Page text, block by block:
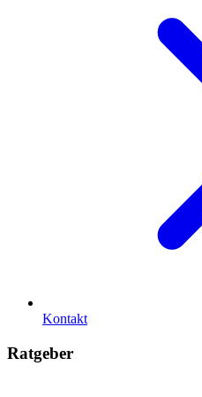
Kontakt
Ratgeber